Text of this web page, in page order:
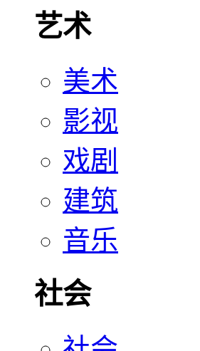
艺术
美术
影视
戏剧
建筑
音乐
社会